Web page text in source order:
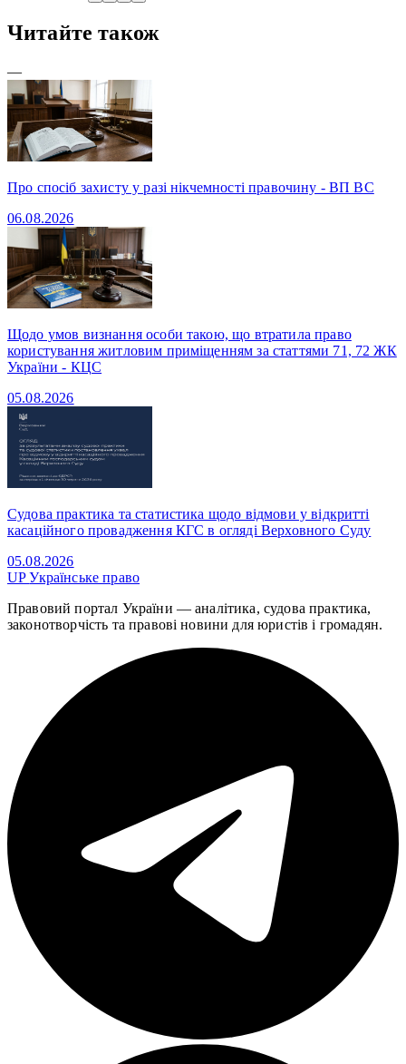
Читайте також
—
Про спосіб захисту у разі нікчемності правочину - ВП ВС
06.08.2026
Щодо умов визнання особи такою, що втратила право
користування житловим приміщенням за статтями 71, 72 ЖК
України - КЦС
05.08.2026
Судова практика та статистика щодо відмови у відкритті
касаційного провадження КГС в огляді Верховного Суду
05.08.2026
UPУкраїнське право
Правовий портал України — аналітика, судова практика,
законотворчість та правові новини для юристів і громадян.